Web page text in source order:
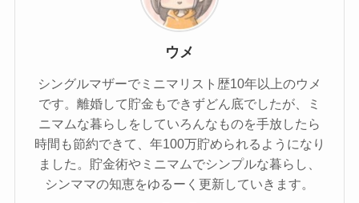
ウメ
シングルマザーでミニマリスト歴10年以上のウメ
です。離婚して貯金もできずどん底でしたが、ミ
ニマムな暮らしをしていろんなものを手放したら
時間も節約できて、年100万貯められるようになり
ました。貯金術やミニマムでシンプルな暮らし、
シンママの知恵をゆるーく更新していきます。